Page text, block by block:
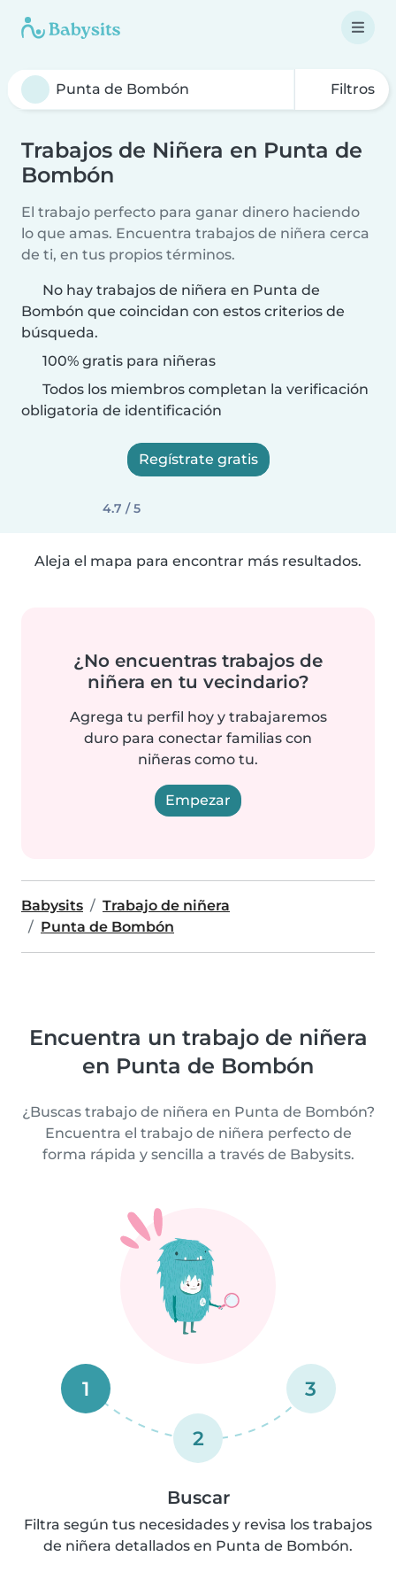
Filtros
Trabajos de Niñera en Punta de
Bombón
El trabajo perfecto para ganar dinero haciendo
lo que amas. Encuentra trabajos de niñera cerca
de ti, en tus propios términos.
No hay trabajos de niñera en Punta de
Bombón que coincidan con estos criterios de
búsqueda.
100% gratis para niñeras
Todos los miembros completan la verificación
obligatoria de identificación
Regístrate gratis
4.7 / 5
Aleja el mapa para encontrar más resultados.
¿No encuentras trabajos de
niñera en tu vecindario?
Agrega tu perfil hoy y trabajaremos
duro para conectar familias con
niñeras como tu.
Empezar
Babysits
Trabajo de niñera
Punta de Bombón
Encuentra un trabajo de niñera
en Punta de Bombón
¿Buscas trabajo de niñera en Punta de Bombón?
Encuentra el trabajo de niñera perfecto de
forma rápida y sencilla a través de Babysits.
1
2
3
Buscar
Filtra según tus necesidades y revisa los trabajos
de niñera detallados en Punta de Bombón.